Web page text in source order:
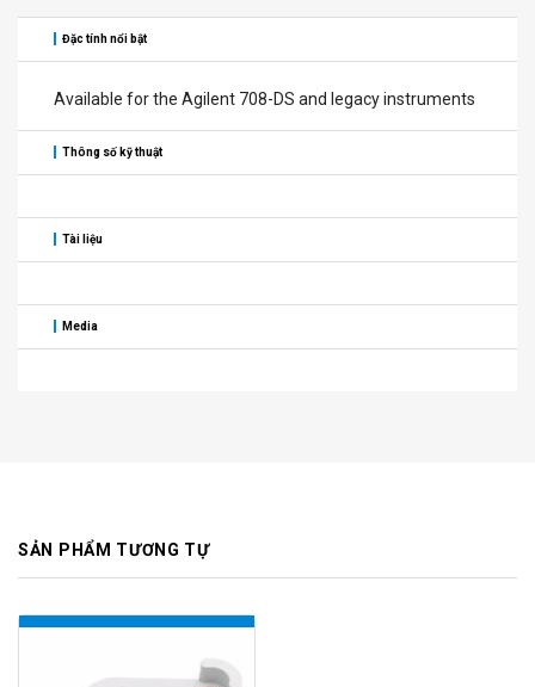
Đặc tính nổi bật
Available for the Agilent 708-DS and legacy instruments
Thông số kỹ thuật
Tài liệu
Media
SẢN PHẨM TƯƠNG TỰ